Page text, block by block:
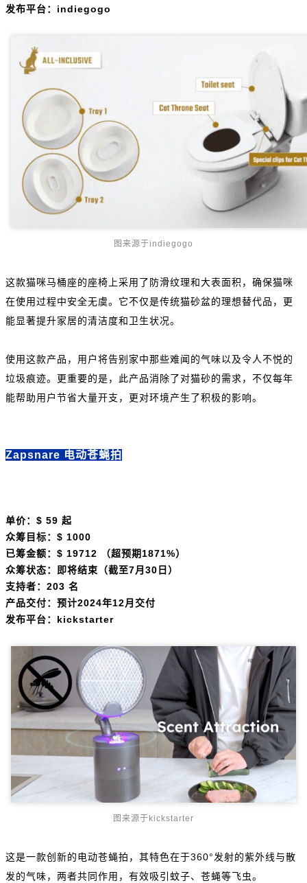
发布平台：indiegogo
图来源于indiegogo
这款猫咪马桶座的座椅上采用了防滑纹理和大表面积，确保猫咪
在使用过程中安全无虞。它不仅是传统猫砂盆的理想替代品，更
能显著提升家居的清洁度和卫生状况。
使用这款产品，用户将告别家中那些难闻的气味以及令人不悦的
垃圾痕迹。更重要的是，此产品消除了对猫砂的需求，不仅每年
能帮助用户节省大量开支，更对环境产生了积极的影响。
Zapsnare 电动苍蝇拍
单价：$ 59 起
众筹目标：$ 1000
已筹金额：$ 19712 （超预期1871%）
众筹状态：即将结束（截至7月30日）
支持者：203 名
产品交付：预计2024年12月交付
发布平台：kickstarter
图来源于kickstarter
这是一款创新的电动苍蝇拍，其特色在于360°发射的紫外线与散
发的气味，两者共同作用，有效吸引蚊子、苍蝇等飞虫。